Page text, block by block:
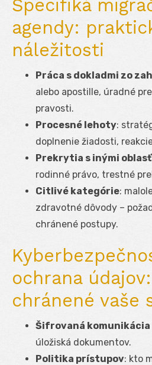
Špecifiká
agendy:
náležitosti
Práca s dokladmi zo
alebo apostille, úradné
pravosti.
Procesné lehoty:
doplnenie žiadosti,
Prekrytia s inými
rodinné právo, trestné
Citlivé kategórie:
zdravotné dôvody –
chránené postupy.
ochrana
chránené vaše
Šifrovaná komunikácia
úložiská dokumentov.
Politika prístupov: kto